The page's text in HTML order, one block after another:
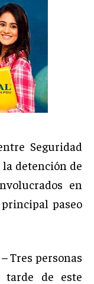
Seguridad
detención de
en
paseo
Tres personas
tarde de este